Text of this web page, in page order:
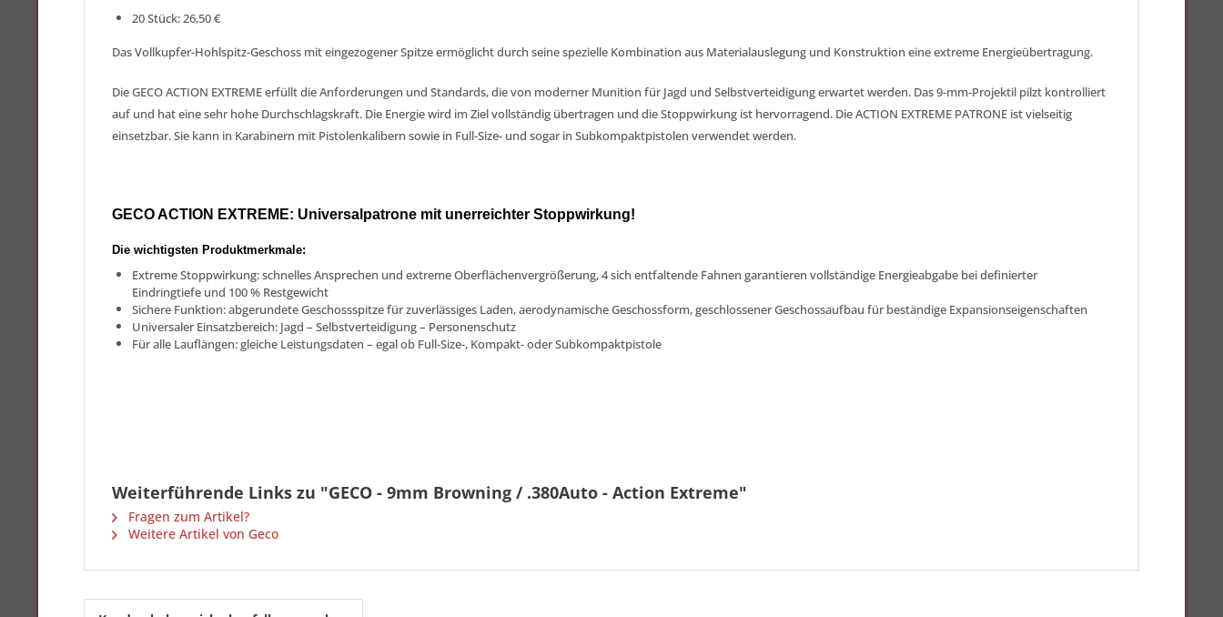
20 Stück: 26,50 €
Das Vollkupfer-Hohlspitz-Geschoss mit eingezogener Spitze ermöglicht durch seine spezielle Kombination aus Materialauslegung und Konstruktion eine extreme Energieübertragung.
Die GECO ACTION EXTREME erfüllt die Anforderungen und Standards, die von moderner Munition für Jagd und Selbstverteidigung erwartet werden. Das 9-mm-Projektil pilzt kontrolliert
auf und hat eine sehr hohe Durchschlagskraft. Die Energie wird im Ziel vollständig übertragen und die Stoppwirkung ist hervorragend. Die ACTION EXTREME PATRONE ist vielseitig
einsetzbar. Sie kann in Karabinern mit Pistolenkalibern sowie in Full-Size- und sogar in Subkompaktpistolen verwendet werden.
GECO ACTION EXTREME: Universalpatrone mit unerreichter Stoppwirkung!
Die wichtigsten Produktmerkmale:
Extreme Stoppwirkung: schnelles Ansprechen und extreme Oberflächenvergrößerung, 4 sich entfaltende Fahnen garantieren vollständige Energieabgabe bei definierter
Eindringtiefe und 100 % Restgewicht
Sichere Funktion: abgerundete Geschossspitze für zuverlässiges Laden, aerodynamische Geschossform, geschlossener Geschossaufbau für beständige Expansionseigenschaften
Universaler Einsatzbereich: Jagd – Selbstverteidigung – Personenschutz
Für alle Lauflängen: gleiche Leistungsdaten – egal ob Full-Size-, Kompakt- oder Subkompaktpistole
Weiterführende Links zu "GECO - 9mm Browning / .380Auto - Action Extreme"
Fragen zum Artikel?
Weitere Artikel von Geco